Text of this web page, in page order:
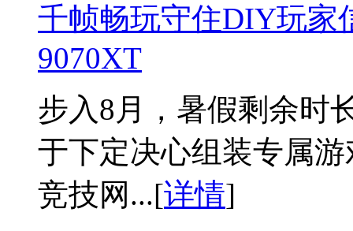
千帧畅玩守住DIY玩家
9070XT
步入8月，暑假剩余时
于下定决心组装专属
竞技网...[详情]